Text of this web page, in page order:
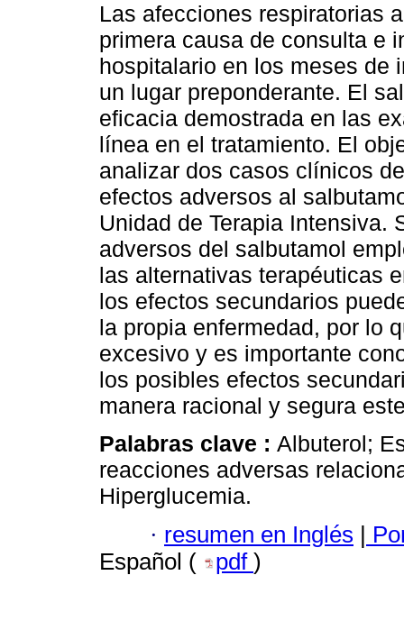
Las afecciones respiratorias
primera causa de consulta e
hospitalario en los meses de
un lugar preponderante. El
eficacia demostrada en las
línea en el tratamiento. El
analizar dos casos clínicos
efectos adversos al
Unidad de Terapia Intensiva.
adversos del salbutamol
las alternativas terapéuticas
los efectos secundarios
la propia enfermedad, por lo
excesivo y es importante
los posibles efectos
manera racional y segura
Palabras clave : Albuterol;
reacciones adversas
Hiperglucemia.
· resumen en Inglés |
Español (
pdf )